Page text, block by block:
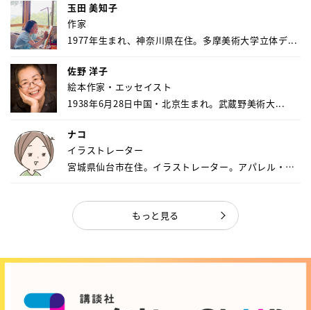
玉田 美知子
作家
1977年生まれ、神奈川県在住。多摩美術大学立体デ...
佐野 洋子
絵本作家・エッセイスト
1938年6月28日中国・北京生まれ。武蔵野美術大...
ナコ
イラストレーター
宮城県仙台市在住。イラストレーター。アパレル・キ
もっと見る